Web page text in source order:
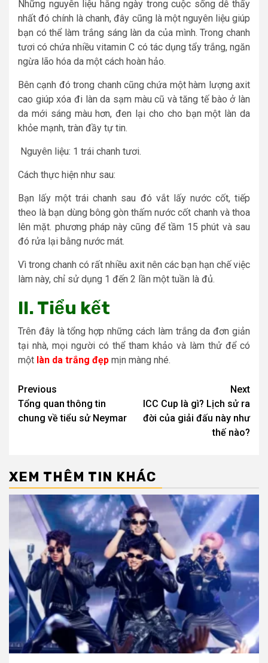
Những nguyên liệu hằng ngày trong cuộc sống dễ thấy
nhất đó chính là chanh, đây cũng là một nguyên liệu giúp
bạn có thể làm trắng sáng làn da của mình. Trong chanh
tươi có chứa nhiều vitamin C có tác dụng tẩy trắng, ngăn
ngừa lão hóa da một cách hoàn hảo.
Bên cạnh đó trong chanh cũng chứa một hàm lượng axit
cao giúp xóa đi làn da sạm màu cũ và tăng tế bào ở làn
da mới sáng màu hơn, đen lại cho cho bạn một làn da
khỏe mạnh, tràn đầy tự tin.
Nguyên liệu: 1 trái chanh tươi.
Cách thực hiện như sau:
Bạn lấy một trái chanh sau đó vắt lấy nước cốt, tiếp
theo là bạn dùng bông gòn thấm nước cốt chanh và thoa
lên mặt. phương pháp này cũng để tầm 15 phút và sau
đó rửa lại bằng nước mát.
Vì trong chanh có rất nhiều axit nên các bạn hạn chế việc
làm này, chỉ sử dụng 1 đến 2 lần một tuần là đủ.
II. Tiểu kết
Trên đây là tổng hợp những cách làm trắng da đơn giản
tại nhà, mọi người có thể tham khảo và làm thử để có
một làn da trắng đẹp mịn màng nhé.
Post
navigation
Previous
Tổng quan thông tin
chung về tiểu sử Neymar
Next
ICC Cup là gì? Lịch sử ra
đời của giải đấu này như
thế nào?
XEM THÊM TIN KHÁC